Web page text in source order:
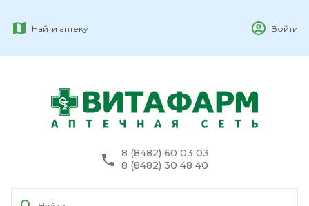
Найти аптеку Войти
8 (8482) 60 03 03
8 (8482) 30 48 40